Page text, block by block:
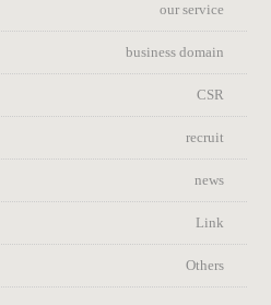
our service
business domain
CSR
recruit
news
Link
Others